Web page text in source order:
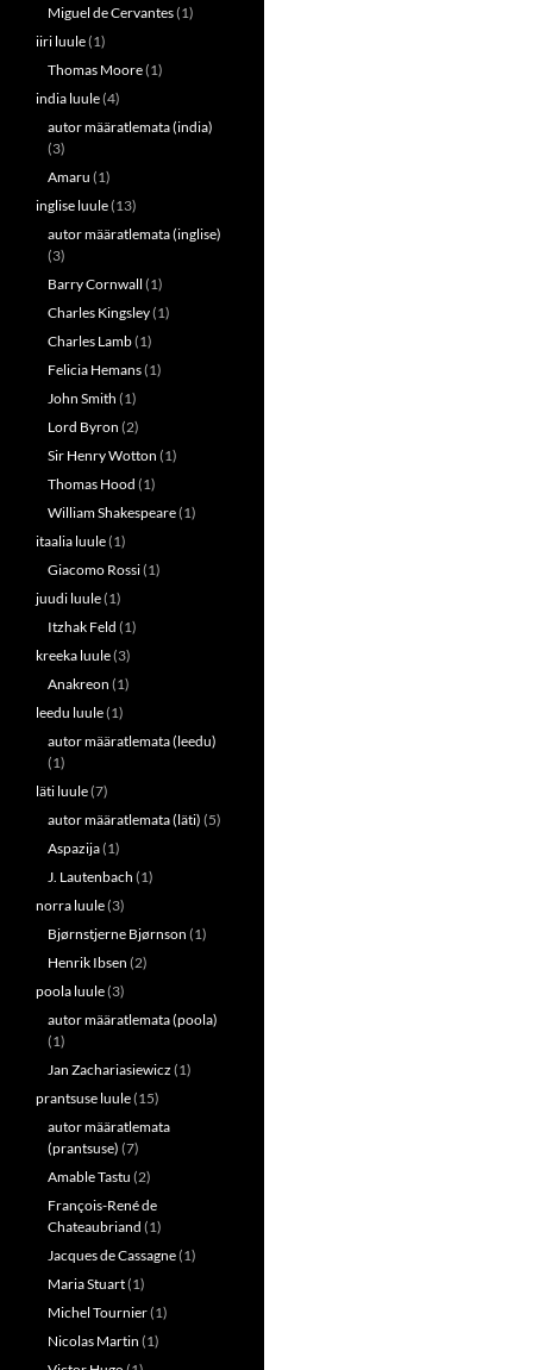
Miguel de Cervantes(1)
iiri luule(1)
Thomas Moore(1)
india luule(4)
autor määratlemata (india)
(3)
Amaru (1)
inglise luule(13)
autor määratlemata (inglise)
(3)
Barry Cornwall (1)
Charles Kingsley(1)
Charles Lamb(1)
Felicia Hemans(1)
John Smith (1)
Lord Byron (2)
Sir Henry Wotton (1)
Thomas Hood (1)
William Shakespeare(1)
itaalia luule(1)
Giacomo Rossi(1)
juudi luule(1)
Itzhak Feld (1)
kreeka luule(3)
Anakreon (1)
leedu luule(1)
autor määratlemata (leedu)
(1)
läti luule(7)
autor määratlemata (läti) (5)
Aspazija(1)
J. Lautenbach (1)
norra luule(3)
Bjørnstjerne Bjørnson (1)
Henrik Ibsen (2)
poola luule(3)
autor määratlemata (poola)
(1)
Jan Zachariasiewicz (1)
prantsuse luule(15)
autor määratlemata
(prantsuse) (7)
Amable Tastu (2)
François-René de
Chateaubriand (1)
Jacques de Cassagne(1)
Maria Stuart(1)
Michel Tournier(1)
Nicolas Martin (1)